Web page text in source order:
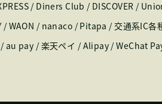
/ Diners Club / DISCOVER /
/ WAON / nanaco / Pitapa / 交通系IC各
au pay / 楽天ペイ / Alipay / WeChat